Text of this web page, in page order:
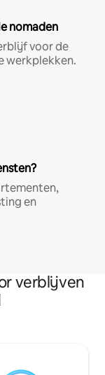
nomaden
voor de
werkplekken.
en
verblijven